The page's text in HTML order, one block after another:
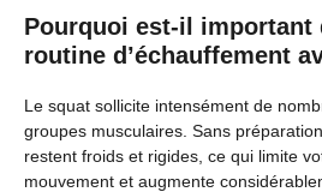
Pourquoi est-il important
routine d’échauffement
Le squat sollicite intensément de
groupes musculaires. Sans
restent froids et rigides, ce qui limite
mouvement et augmente